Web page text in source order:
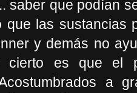
saber que podían
que las sustancias
y demás no
cierto es que el
a